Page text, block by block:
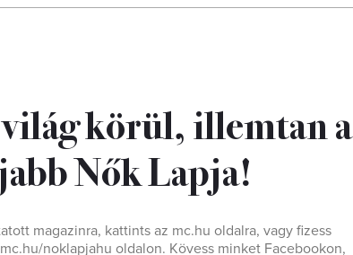
körül, illemtan a
Nők Lapja!
magazinra, kattints az mc.hu oldalra, vagy fizess
noklapjahu oldalon. Kövess minket Facebookon,